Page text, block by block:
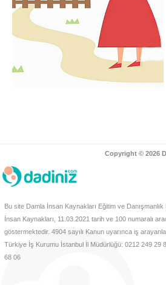
Copyright © 2026
Bu site Damla İnsan Kaynakları Eğitim ve
İnsan Kaynakları, 11.03.2021 tarih ve 100 numaralı
göstermektedir. 4904 sayılı Kanun uyarınca iş
Türkiye İş Kurumu İstanbul İl Müdürlüğü: 0212 249 29
68 06